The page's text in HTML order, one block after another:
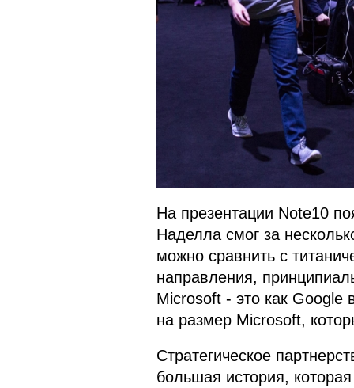
На презентации Note10
Наделла смог за
можно сравнить с
направления,
Microsoft - это как Google
на размер Microsoft,
Стратегическое
большая история,